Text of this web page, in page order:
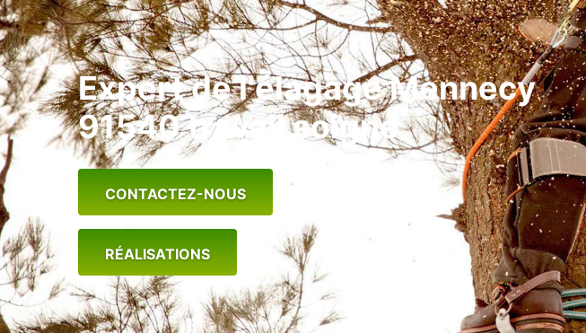
Expert de l'élagage Mennecy
91540 travail soigné
CONTACTEZ-NOUS
RÉALISATIONS